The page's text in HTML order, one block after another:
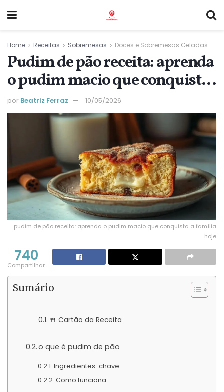
Home Receitas Sobremesas Doces e Sobremesas Geladas
Pudim de pão receita: aprenda
o pudim macio que conquista
a família hoje
por Beatriz Ferraz 10/05/2026
pudim de pão receita: aprenda o pudim macio que conquista a família
hoje
740
Compartilhar
Sumário
🍴 Cartão da Receita
o que é pudim de pão
Ingredientes-chave
Como funciona